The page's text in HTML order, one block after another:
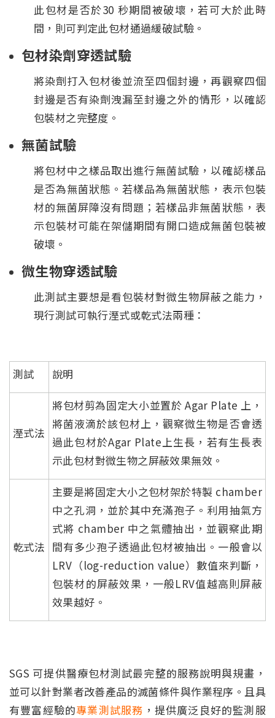
此包材是否於30 秒期間被破壞，若可大於此時
間，則可判定此包材通過緩破試驗。
包材染劑穿透試驗
將染劑打入包材後並流至四個封邊，再觀察四個
封邊是否有染劑洩漏至封邊之外的情形，以確認
包裝材之完整度。
無菌試驗
將包材中之樣品取出進行無菌試驗，以確認樣品
是否為無菌狀態。若樣品為無菌狀態，表示包裝
材的無菌屏障沒有問題；若樣品非無菌狀態，表
示包裝材可能在架儲期間有開口造成無菌包裝被
破壞。
微生物穿透試驗
此測試主要想是看包裝材對微生物屏蔽之能力，
現行測試可執行溼式或乾式法兩種：
測試 說明
溼式法
將包材剪為固定大小並置於 Agar Plate 上，
將菌液滴於該包材上，觀察微生物是否會透
過此包材於Agar Plate上生長，若有生長表
示此包材對微生物之屏蔽效果無效。
乾式法
主要是將固定大小之包材架於特製 chamber
中之孔洞，並於其中充滿孢子。利用抽氣方
式將 chamber 中之氣體抽出，並觀察此期
間有多少孢子透過此包材被抽出。一般會以
LRV（log-reduction value）數值來判斷，
包裝材的屏蔽效果，一般LRV值越高則屏蔽
效果越好。
SGS 可提供醫療包材測試最完整的服務說明與規畫，
並可以針對業者改善產品的滅菌條件與作業程序。且具
有豐富經驗的專業測試服務 ，提供廣泛良好的監測服